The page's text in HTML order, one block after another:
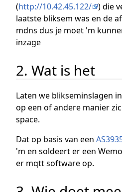
(http://10.42.45.122/ ) die
laatste bliksem was en de
mdns dus je moet 'm
inzage
2. Wat is het
Laten we blikseminslagen
op een of andere manier
space.
Dat op basis van een
'm en soldeert er een
er mqtt software op.